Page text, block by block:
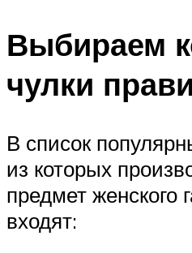
Выбираем
чулки
В список
из которых
предмет женского
входят: